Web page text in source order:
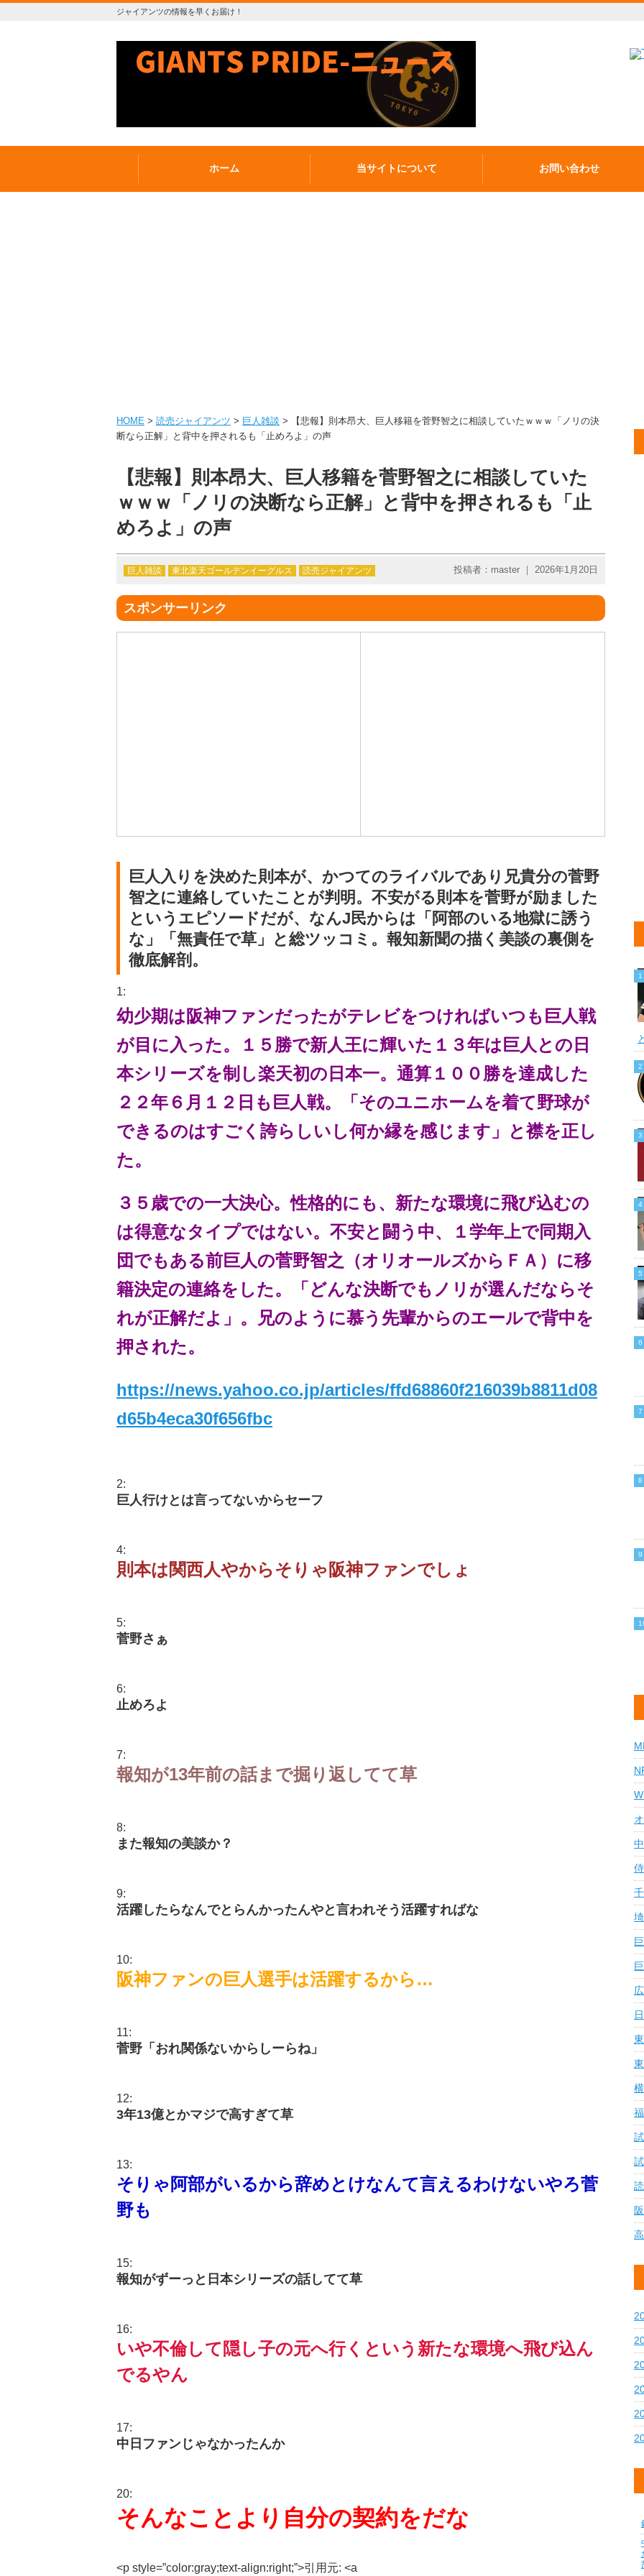
ジャイアンツの情報を早くお届け！
ホーム 当サイトについて お問い合わせ
HOME > 読売ジャイアンツ > 巨人雑談 > 【悲報】則本昂大、巨人移籍を菅野智之に相談していたｗｗｗ「ノリの決
断なら正解」と背中を押されるも「止めろよ」の声
【悲報】則本昂大、巨人移籍を菅野智之に相談していた
ｗｗｗ「ノリの決断なら正解」と背中を押されるも「止
めろよ」の声
巨人雑談 東北楽天ゴールデンイーグルス 読売ジャイアンツ 投稿者：master ｜ 2026年1月20日
スポンサーリンク
巨人入りを決めた則本が、かつてのライバルであり兄貴分の菅野
智之に連絡していたことが判明。不安がる則本を菅野が励ました
というエピソードだが、なんJ民からは「阿部のいる地獄に誘う
な」「無責任で草」と総ツッコミ。報知新聞の描く美談の裏側を
徹底解剖。
1:
幼少期は阪神ファンだったがテレビをつければいつも巨人戦
が目に入った。１５勝で新人王に輝いた１３年は巨人との日
本シリーズを制し楽天初の日本一。通算１００勝を達成した
２２年６月１２日も巨人戦。「そのユニホームを着て野球が
できるのはすごく誇らしいし何か縁を感じます」と襟を正し
た。
３５歳での一大決心。性格的にも、新たな環境に飛び込むの
は得意なタイプではない。不安と闘う中、１学年上で同期入
団でもある前巨人の菅野智之（オリオールズからＦＡ）に移
籍決定の連絡をした。「どんな決断でもノリが選んだならそ
れが正解だよ」。兄のように慕う先輩からのエールで背中を
押された。
https://news.yahoo.co.jp/articles/ffd68860f216039b8811d08
d65b4eca30f656fbc
2:
巨人行けとは言ってないからセーフ
4:
則本は関西人やからそりゃ阪神ファンでしょ
5:
菅野さぁ
6:
止めろよ
7:
報知が13年前の話まで掘り返してて草
8:
また報知の美談か？
9:
活躍したらなんでとらんかったんやと言われそう活躍すればな
10:
阪神ファンの巨人選手は活躍するから…
11:
菅野「おれ関係ないからしーらね」
12:
3年13億とかマジで高すぎて草
13:
そりゃ阿部がいるから辞めとけなんて言えるわけないやろ菅
野も
15:
報知がずーっと日本シリーズの話してて草
16:
いや不倫して隠し子の元へ行くという新たな環境へ飛び込ん
でるやん
17:
中日ファンじゃなかったんか
20:
そんなことより自分の契約をだな
<p style=”color:gray;text-align:right;”>引用元: <a